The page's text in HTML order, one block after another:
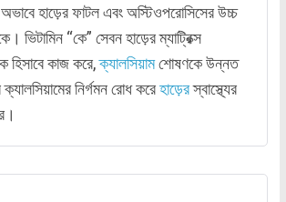
হাড়ের ফাটল এবং অস্টিওপরোসিসের উচ্চ
ভিটামিন “কে” সেবন হাড়ের ম্যাট্রিক্স
হিসাবে কাজ করে,ক্যালসিয়ামশোষণকে উন্নত
নির্গমন রোধ করেহাড়েরস্বাস্থ্যের